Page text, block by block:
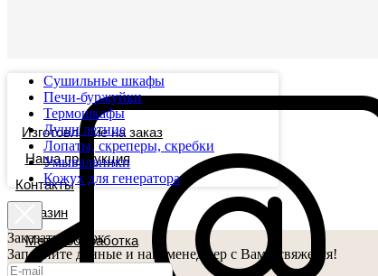
Изготовление на заказ
Наша продукция
Контакты
Магазин
Металообработка
Сушильные шкафы
Печи-буржуйки
Термошкафы
Души летние
Лопаты, скреперы, скребки
Умывальники
Кожух для генератора
Заказать звонок
Заполните данные и наш менеджер с Вами свяжется!